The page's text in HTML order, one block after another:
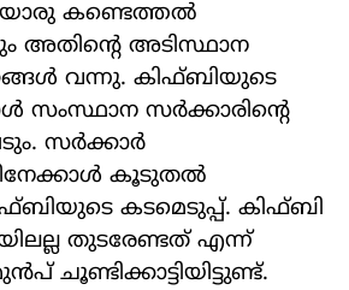
കണ്ടെത്തല്‍
അതിന്റെ അടിസ്ഥാന
വന്നു. കിഫ്ബിയുടെ
സംസ്ഥാന സര്‍ക്കാരിന്റെ
സര്‍ക്കാര്‍
കൂടുതല്‍
കടമെടുപ്പ്. കിഫ്ബി
തുടരേണ്ടത് എന്ന്
ചൂണ്ടിക്കാട്ടിയിട്ടുണ്ട്.